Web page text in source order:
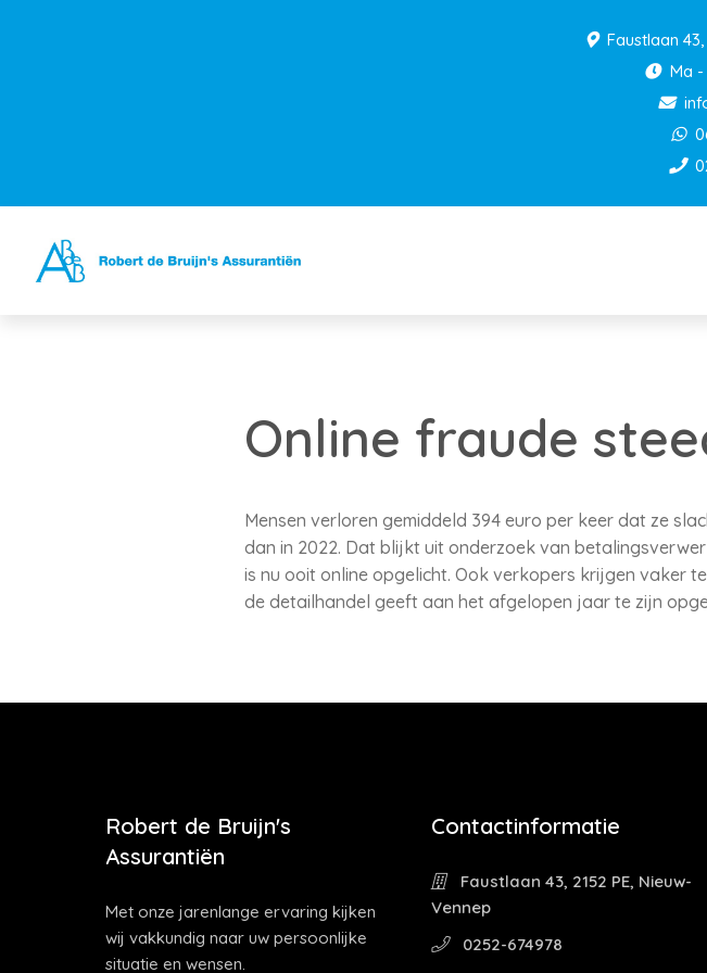
Faustlaan
Ma -
Online fraude
Mensen verloren gemiddeld 394 euro per keer dat ze
dan in 2022. Dat blijkt uit onderzoek van
is nu ooit online opgelicht. Ook verkopers krijgen vaker
de detailhandel geeft aan het afgelopen jaar te zijn
Robert de Bruijn's
Assurantiën
Met onze jarenlange ervaring kijken
wij vakkundig naar uw persoonlijke
situatie en wensen.
Contactinformatie
Faustlaan 43, 2152 PE, Nieuw-
Vennep
0252-674978